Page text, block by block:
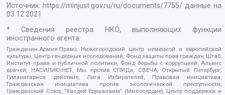
Источник: https://minjust.gov.ru/ru/documents/7755/ данные на
03.12.2021
* Сведения реестра НКО, выполняющих функции
иностранного агента:
Гражданин.Армия.Право, Нижегородский центр немецкой и европейской
культуры, Центр гендерных исследований, Фонд защиты прав граждан Штаб,
Институт права и публичной политики, Фонд борьбы с коррупцией, Альянс
врачей, НАСИЛИЮ.НЕТ, Мы против СПИДа, СВЕЧА, Открытый Петербург,
Гуманитарное действие, Лига Избирателей, Правовая инициатива,
Гражданская инициатива против экологической преступности,
Гражданский Союз, "Хасдей Ерушалаим" (Милосердие), Центр поддержки и